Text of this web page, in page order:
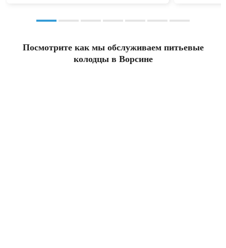
Посмотрите как мы обслуживаем питьевые
колодцы в Ворсине